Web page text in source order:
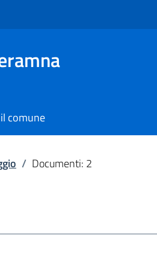
comune
/ Documenti: 2